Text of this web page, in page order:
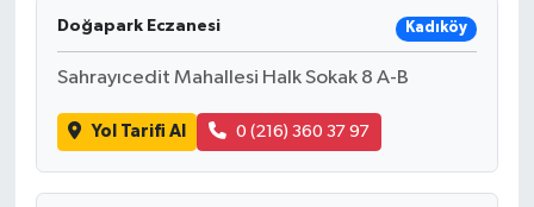
Doğapark Eczanesi Kadıköy
Sahrayıcedit Mahallesi Halk Sokak 8 A-B
Yol Tarifi Al 0 (216) 360 37 97